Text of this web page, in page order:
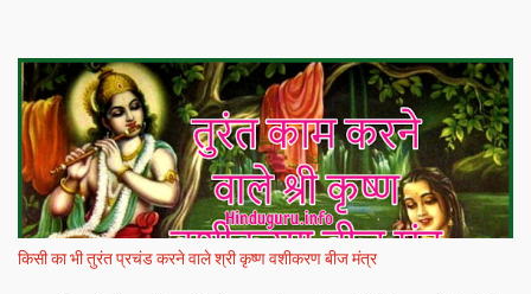
किसी का भी तुरंत प्रचंड करने वाले श्री कृष्ण वशीकरण बीज मंत्र